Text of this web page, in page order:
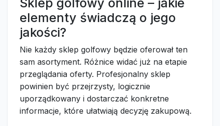
Sklep golfowy online – jakie
elementy świadczą o jego
jakości?
Nie każdy sklep golfowy będzie oferował ten
sam asortyment. Różnice widać już na etapie
przeglądania oferty. Profesjonalny sklep
powinien być przejrzysty, logicznie
uporządkowany i dostarczać konkretne
informacje, które ułatwiają decyzję zakupową.